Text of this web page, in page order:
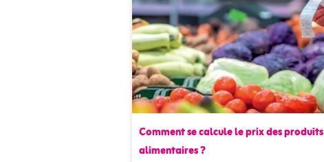
Comment se calcule le prix des produits
alimentaires ?